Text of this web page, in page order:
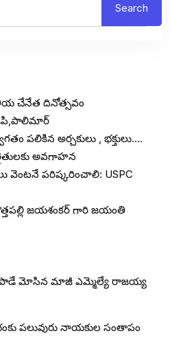
Search
చేనేత దినోత్సవం
పలికిన అర్చకులు , భక్తులు….
అవగాహన
వెంటనే పరిష్కరించాలి: USPC
జయశంకర్ గారి జయంతి
మోసిన మాజీ ఎమ్మెల్యే రాజయ్య
పలువురు నాయకుల సంతాపం